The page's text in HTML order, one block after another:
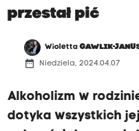
przestał pić
WiolettaGAWLIK-
date_range Niedziela, 2024.04.07
Alkoholizm w
dotyka wszystkich